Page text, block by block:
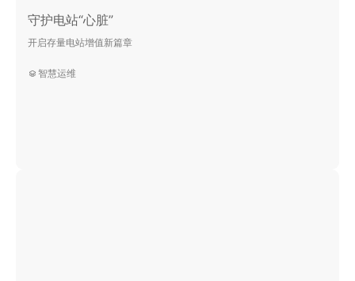
守护电站“心脏”
开启存量电站增值新篇章​
智慧运维